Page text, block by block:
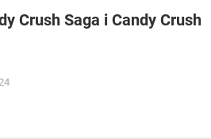
Crush Saga i Candy Crush